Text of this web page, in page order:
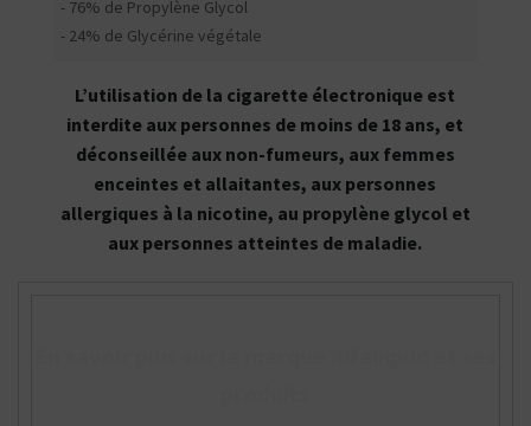
- 76% de Propylène Glycol
- 24% de Glycérine végétale
L’utilisation de la cigarette électronique est
interdite aux personnes de moins de 18 ans, et
déconseillée aux non-fumeurs, aux femmes
enceintes et allaitantes, aux personnes
allergiques à la nicotine, au propylène glycol et
aux personnes atteintes de maladie.